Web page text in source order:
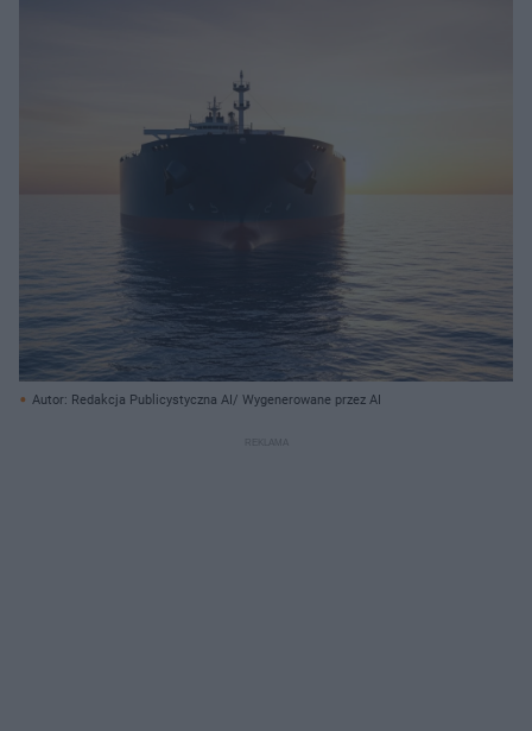
Autor: Redakcja Publicystyczna AI/ Wygenerowane przez AI